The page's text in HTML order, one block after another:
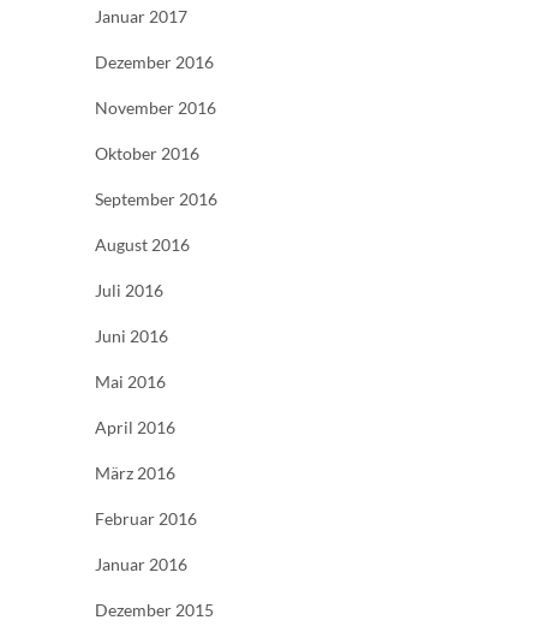
Januar 2017
Dezember 2016
November 2016
Oktober 2016
September 2016
August 2016
Juli 2016
Juni 2016
Mai 2016
April 2016
März 2016
Februar 2016
Januar 2016
Dezember 2015